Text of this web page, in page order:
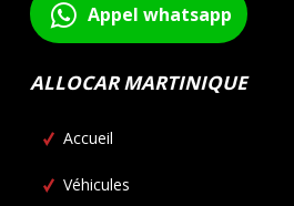
Appel whatsapp
ALLOCAR MARTINIQUE
Accueil
Véhicules